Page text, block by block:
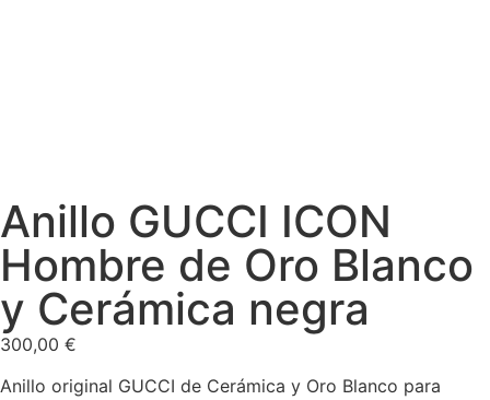
Anillo GUCCI ICON
Hombre de Oro Blanco
y Cerámica negra
300,00 €
Anillo original GUCCI de Cerámica y Oro Blanco para